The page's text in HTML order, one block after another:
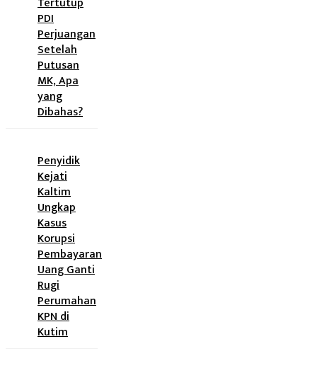
PDI
Perjuangan
Setelah
Putusan
MK, Apa
yang
Dibahas?
Penyidik
Kejati
Kaltim
Ungkap
Kasus
Korupsi
Pembayaran
Uang Ganti
Rugi
Perumahan
KPN di
Kutim